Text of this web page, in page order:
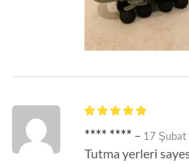
**** **** – 17
Tutma yerleri